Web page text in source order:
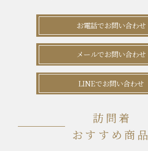
お電話でお問い合わせ
メールでお問い合わせ
LINEでお問い合わせ
訪問着
おすすめ商品